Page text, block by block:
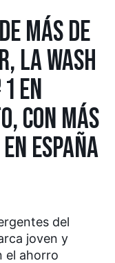
MÁS DE
LA WASH
EN
CON MÁS
ESPAÑA
del
joven y
el ahorro